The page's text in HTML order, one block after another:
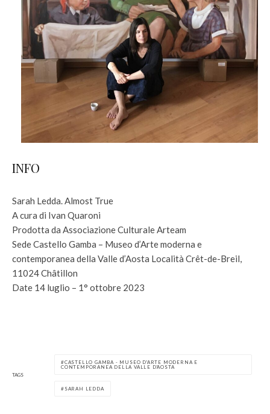
INFO
Sarah Ledda. Almost True
A cura di Ivan Quaroni
Prodotta da Associazione Culturale Arteam
Sede Castello Gamba – Museo d’Arte moderna e
contemporanea della Valle d’Aosta Località Crêt-de-Breil,
11024 Châtillon
Date 14 luglio – 1° ottobre 2023
TAGS
CASTELLO GAMBA - MUSEO D'ARTE MODERNA E
CONTEMPORANEA DELLA VALLE D'AOSTA
SARAH LEDDA